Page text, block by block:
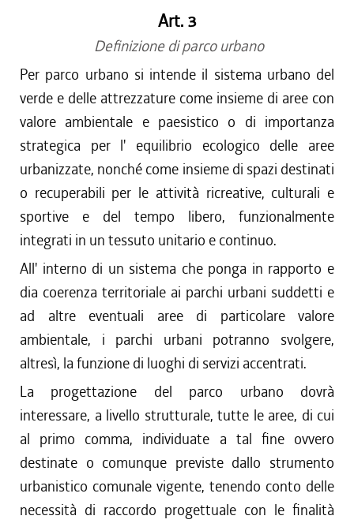
Art. 3
Definizione di parco urbano
Per parco urbano si intende il sistema urbano del
verde e delle attrezzature come insieme di aree con
valore ambientale e paesistico o di importanza
strategica per l' equilibrio ecologico delle aree
urbanizzate, nonché come insieme di spazi destinati
o recuperabili per le attività ricreative, culturali e
sportive e del tempo libero, funzionalmente
integrati in un tessuto unitario e continuo.
All' interno di un sistema che ponga in rapporto e
dia coerenza territoriale ai parchi urbani suddetti e
ad altre eventuali aree di particolare valore
ambientale, i parchi urbani potranno svolgere,
altresì, la funzione di luoghi di servizi accentrati.
La progettazione del parco urbano dovrà
interessare, a livello strutturale, tutte le aree, di cui
al primo comma, individuate a tal fine ovvero
destinate o comunque previste dallo strumento
urbanistico comunale vigente, tenendo conto delle
necessità di raccordo progettuale con le finalità